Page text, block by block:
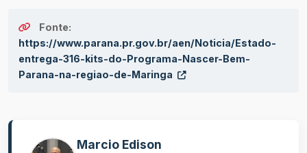
Fonte:
https://www.parana.pr.gov.br/aen/Noticia/Estado-
entrega-316-kits-do-Programa-Nascer-Bem-
Parana-na-regiao-de-Maringa
Marcio Edison